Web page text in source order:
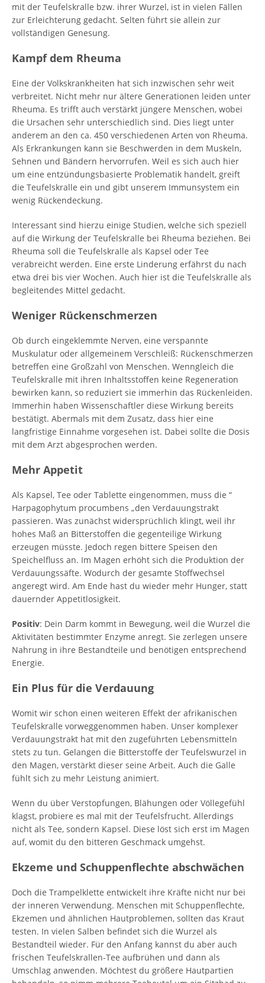
mit der Teufelskralle bzw. ihrer Wurzel, ist in vielen Fällen
zur Erleichterung gedacht. Selten führt sie allein zur
vollständigen Genesung.
Kampf dem Rheuma
Eine der Volkskrankheiten hat sich inzwischen sehr weit
verbreitet. Nicht mehr nur ältere Generationen leiden unter
Rheuma. Es trifft auch verstärkt jüngere Menschen, wobei
die Ursachen sehr unterschiedlich sind. Dies liegt unter
anderem an den ca. 450 verschiedenen Arten von Rheuma.
Als Erkrankungen kann sie Beschwerden in dem Muskeln,
Sehnen und Bändern hervorrufen. Weil es sich auch hier
um eine entzündungsbasierte Problematik handelt, greift
die Teufelskralle ein und gibt unserem Immunsystem ein
wenig Rückendeckung.
Interessant sind hierzu einige Studien, welche sich speziell
auf die Wirkung der Teufelskralle bei Rheuma beziehen. Bei
Rheuma soll die Teufelskralle als Kapsel oder Tee
verabreicht werden. Eine erste Linderung erfährst du nach
etwa drei bis vier Wochen. Auch hier ist die Teufelskralle als
begleitendes Mittel gedacht.
Weniger Rückenschmerzen
Ob durch eingeklemmte Nerven, eine verspannte
Muskulatur oder allgemeinem Verschleiß: Rückenschmerzen
betreffen eine Großzahl von Menschen. Wenngleich die
Teufelskralle mit ihren Inhaltsstoffen keine Regeneration
bewirken kann, so reduziert sie immerhin das Rückenleiden.
Immerhin haben Wissenschaftler diese Wirkung bereits
bestätigt. Abermals mit dem Zusatz, dass hier eine
langfristige Einnahme vorgesehen ist. Dabei sollte die Dosis
mit dem Arzt abgesprochen werden.
Mehr Appetit
Als Kapsel, Tee oder Tablette eingenommen, muss die “
Harpagophytum procumbens „den Verdauungstrakt
passieren. Was zunächst widersprüchlich klingt, weil ihr
hohes Maß an Bitterstoffen die gegenteilige Wirkung
erzeugen müsste. Jedoch regen bittere Speisen den
Speichelfluss an. Im Magen erhöht sich die Produktion der
Verdauungssäfte. Wodurch der gesamte Stoffwechsel
angeregt wird. Am Ende hast du wieder mehr Hunger, statt
dauernder Appetitlosigkeit.
Positiv: Dein Darm kommt in Bewegung, weil die Wurzel die
Aktivitäten bestimmter Enzyme anregt. Sie zerlegen unsere
Nahrung in ihre Bestandteile und benötigen entsprechend
Energie.
Ein Plus für die Verdauung
Womit wir schon einen weiteren Effekt der afrikanischen
Teufelskralle vorweggenommen haben. Unser komplexer
Verdauungstrakt hat mit den zugeführten Lebensmitteln
stets zu tun. Gelangen die Bitterstoffe der Teufelswurzel in
den Magen, verstärkt dieser seine Arbeit. Auch die Galle
fühlt sich zu mehr Leistung animiert.
Wenn du über Verstopfungen, Blähungen oder Völlegefühl
klagst, probiere es mal mit der Teufelsfrucht. Allerdings
nicht als Tee, sondern Kapsel. Diese löst sich erst im Magen
auf, womit du den bitteren Geschmack umgehst.
Ekzeme und Schuppenflechte abschwächen
Doch die Trampelklette entwickelt ihre Kräfte nicht nur bei
der inneren Verwendung. Menschen mit Schuppenflechte,
Ekzemen und ähnlichen Hautproblemen, sollten das Kraut
testen. In vielen Salben befindet sich die Wurzel als
Bestandteil wieder. Für den Anfang kannst du aber auch
frischen Teufelskrallen-Tee aufbrühen und dann als
Umschlag anwenden. Möchtest du größere Hautpartien